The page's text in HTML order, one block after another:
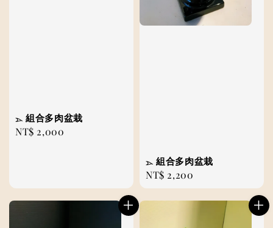
𓂄 組合多肉盆栽
Regular
NT$ 2,000
𓂄 組合多肉盆栽
Regular
price
NT$ 2,200